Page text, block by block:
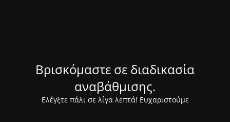
Βρισκόμαστε σε διαδικασία
αναβάθμισης.
Ελέγξτε πάλι σε λίγα λεπτά! Ευχαριστούμε